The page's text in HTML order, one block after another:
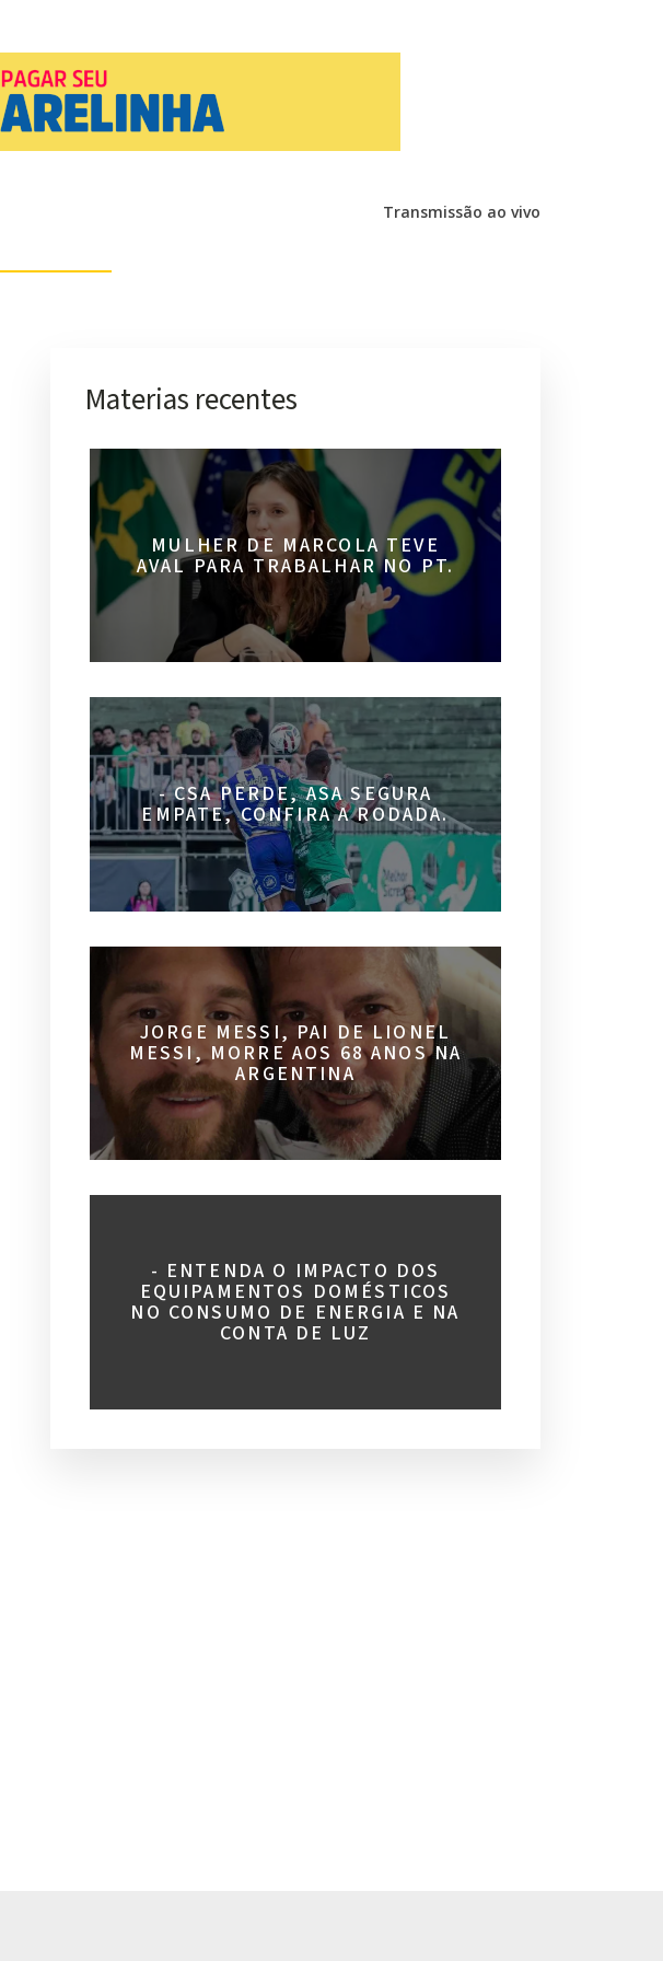
Transmissão ao vivo
Materias recentes
MULHER DE MARCOLA TEVE
AVAL PARA TRABALHAR NO PT.
- CSA PERDE, ASA SEGURA
EMPATE, CONFIRA A RODADA.
JORGE MESSI, PAI DE LIONEL
MESSI, MORRE AOS 68 ANOS NA
ARGENTINA
- ENTENDA O IMPACTO DOS
EQUIPAMENTOS DOMÉSTICOS
NO CONSUMO DE ENERGIA E NA
CONTA DE LUZ